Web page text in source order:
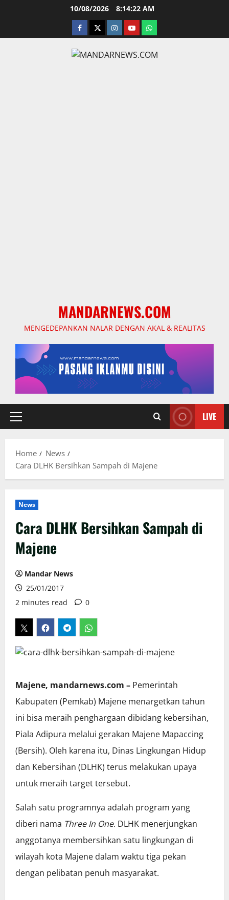
10/08/2026 8:14:23 AM
facebooktwitterinstagram.com
youtubewhatsapp
MANDARNEWS.COM
MENGEDEPANKAN NALAR DENGAN AKAL & REALITAS
Primary
LIVE
Home
News
Cara DLHK Bersihkan Sampah di Majene
News
Cara DLHK Bersihkan Sampah di
Majene
Mandar News
25/01/2017
2 minutes read
0
Majene, mandarnews.com – Pemerintah
Kabupaten (Pemkab) Majene menargetkan tahun
ini bisa meraih penghargaan dibidang kebersihan,
Piala Adipura melalui gerakan Majene Mapaccing
(Bersih). Oleh karena itu, Dinas Lingkungan Hidup
dan Kebersihan (DLHK) terus melakukan upaya
untuk meraih target tersebut.
Salah satu programnya adalah program yang
diberi nama Three In One. DLHK menerjungkan
anggotanya membersihkan satu lingkungan di
wilayah kota Majene dalam waktu tiga pekan
dengan pelibatan penuh masyarakat.